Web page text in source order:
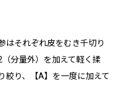
はそれぞれ皮をむき千切り
分量外）を加えて軽く揉
絞り、【A】を一度に加えて